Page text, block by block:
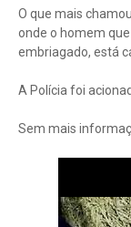
O que mais
onde o homem
embriagado, está
A Polícia foi
Sem mais